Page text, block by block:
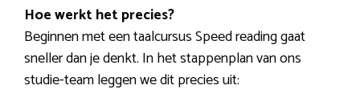
Hoe werkt het precies?
Beginnen met een taalcursus Speed reading gaat
sneller dan je denkt. In het stappenplan van ons
studie-team leggen we dit precies uit: